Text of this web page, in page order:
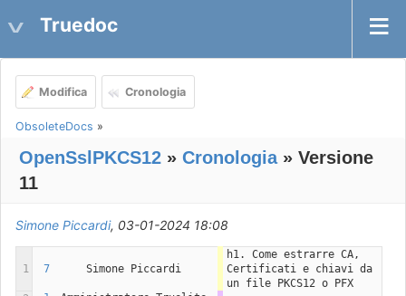
Truedoc
Modifica Cronologia
ObsoleteDocs »
OpenSslPKCS12 » Cronologia» Versione
11
Simone Piccardi, 03-01-2024 18:08
1 7 Simone Piccardi
h1. Come estrarre CA,
Certificati e chiavi da
un file PKCS12 o PFX